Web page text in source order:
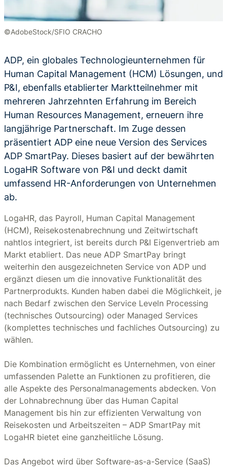
©AdobeStock/SFIO CRACHO
ADP, ein globales Technologieunternehmen für
Human Capital Management (HCM) Lösungen, und
P&I, ebenfalls etablierter Marktteilnehmer mit
mehreren Jahrzehnten Erfahrung im Bereich
Human Resources Management, erneuern ihre
langjährige Partnerschaft. Im Zuge dessen
präsentiert ADP eine neue Version des Services
ADP SmartPay. Dieses basiert auf der bewährten
LogaHR Software von P&I und deckt damit
umfassend HR-Anforderungen von Unternehmen
ab.
LogaHR, das Payroll, Human Capital Management
(HCM), Reisekostenabrechnung und Zeitwirtschaft
nahtlos integriert, ist bereits durch P&I Eigenvertrieb am
Markt etabliert. Das neue ADP SmartPay bringt
weiterhin den ausgezeichneten Service von ADP und
ergänzt diesen um die innovative Funktionalität des
Partnerprodukts. Kunden haben dabei die Möglichkeit, je
nach Bedarf zwischen den Service Leveln Processing
(technisches Outsourcing) oder Managed Services
(komplettes technisches und fachliches Outsourcing) zu
wählen.
Die Kombination ermöglicht es Unternehmen, von einer
umfassenden Palette an Funktionen zu profitieren, die
alle Aspekte des Personalmanagements abdecken. Von
der Lohnabrechnung über das Human Capital
Management bis hin zur effizienten Verwaltung von
Reisekosten und Arbeitszeiten – ADP SmartPay mit
LogaHR bietet eine ganzheitliche Lösung.
Das Angebot wird über Software-as-a-Service (SaaS)